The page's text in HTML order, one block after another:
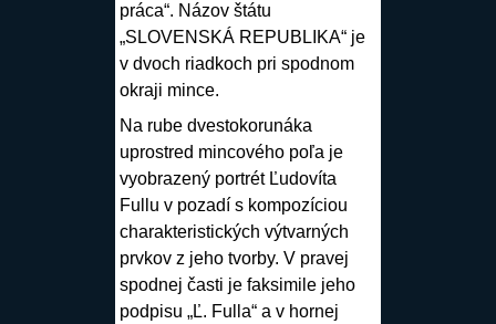
práca“. Názov štátu
„SLOVENSKÁ REPUBLIKA“ je
v dvoch riadkoch pri spodnom
okraji mince.
Na rube dvestokorunáka
uprostred mincového poľa je
vyobrazený portrét Ľudovíta
Fullu v pozadí s kompozíciou
charakteristických výtvarných
prvkov z jeho tvorby. V pravej
spodnej časti je faksimile jeho
podpisu „Ľ. Fulla“ a v hornej